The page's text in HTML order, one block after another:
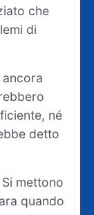
che
di
né
detto
mettono
quando